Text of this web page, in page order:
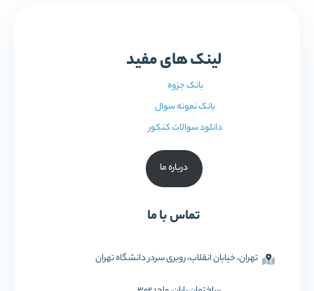
لینک های مفید
بانک جزوه
بانک نمونه سوال
دانلود سوالات کنکور
درباره ما
تماس با ما
تهران، خیابان انقلاب، روبری سردر دانشگاه تهران